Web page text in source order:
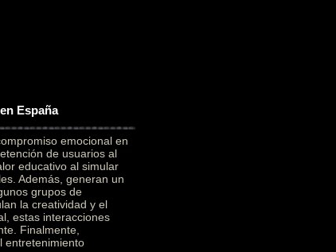
España
emocional en
de usuarios al
educativo al simular
Además, generan un
grupos de
la creatividad y el
estas interacciones
Finalmente,
entretenimiento